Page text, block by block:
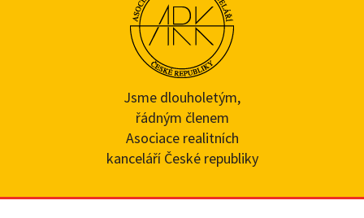
Jsme dlouholetým,
řádným členem
Asociace realitních
kanceláří České republiky